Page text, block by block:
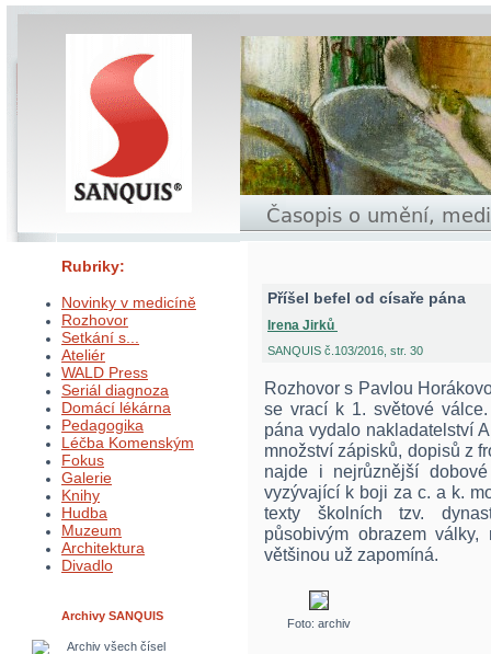
Rubriky:
Novinky v medicíně
Rozhovor
Setkání s...
Ateliér
WALD Press
Seriál diagnoza
Domácí lékárna
Pedagogika
Léčba Komenským
Fokus
Galerie
Knihy
Hudba
Muzeum
Architektura
Divadlo
Archivy SANQUIS
Archiv všech čísel
Příšel befel od císaře pána
Irena Jirků
SANQUIS č.103/2016, str. 30
Rozhovor s Pavlou
se vrací k 1. světové
pána vydalo nakladatelství
množství zápisků, dopisů z
najde i nejrůznější
vyzývající k boji za c. a k.
texty školních tzv.
působivým obrazem
většinou už zapomíná.
Foto: archiv